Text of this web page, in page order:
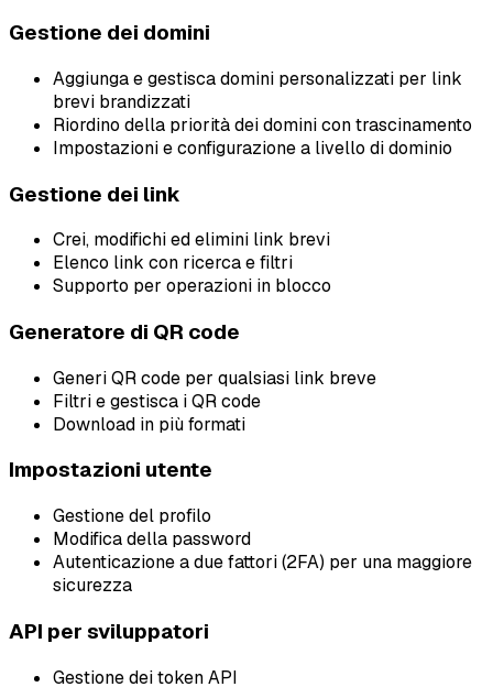
Gestione dei domini
Aggiunga e gestisca domini personalizzati per link
brevi brandizzati
Riordino della priorità dei domini con trascinamento
Impostazioni e configurazione a livello di dominio
Gestione dei link
Crei, modifichi ed elimini link brevi
Elenco link con ricerca e filtri
Supporto per operazioni in blocco
Generatore di QR code
Generi QR code per qualsiasi link breve
Filtri e gestisca i QR code
Download in più formati
Impostazioni utente
Gestione del profilo
Modifica della password
Autenticazione a due fattori (2FA) per una maggiore
sicurezza
API per sviluppatori
Gestione dei token API